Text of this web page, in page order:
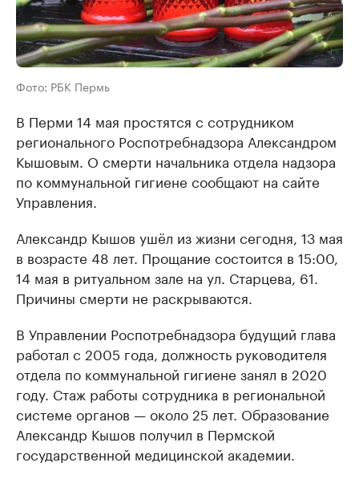
Фото: РБК Пермь
В Перми 14 мая простятся с сотрудником
регионального Роспотребнадзора Александром
Кышовым. О смерти начальника отдела надзора
по коммунальной гигиене сообщают на сайте
Управления.
Александр Кышов ушёл из жизни сегодня, 13 мая
в возрасте 48 лет. Прощание состоится в 15:00,
14 мая в ритуальном зале на ул. Старцева, 61.
Причины смерти не раскрываются.
В Управлении Роспотребнадзора будущий глава
работал с 2005 года, должность руководителя
отдела по коммунальной гигиене занял в 2020
году. Стаж работы сотрудника в региональной
системе органов — около 25 лет. Образование
Александр Кышов получил в Пермской
государственной медицинской академии.